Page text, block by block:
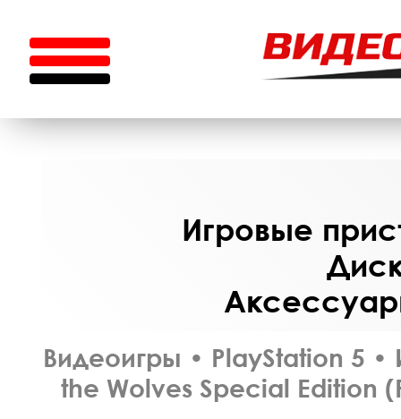
Игровые
Видеоигры • PlayStation 5 •
the Wolves Special Edition